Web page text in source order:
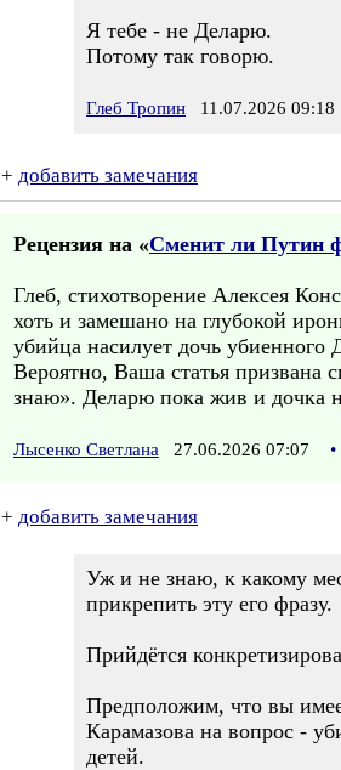
Я тебе - не Деларю.
Потому так говорю.
Глеб Тропин 11.07.2026 09:18
+ добавить замечания
Рецензия на «Сменит ли Путин
Глеб, стихотворение Алексея
хоть и замешано на глубокой
убийца насилует дочь
Вероятно, Ваша статья призвана
знаю». Деларю пока жив и дочка
Лысенко Светлана 27.06.2026 07:07 •
+ добавить замечания
Уж и не знаю, к какому
прикрепить эту его фразу.
Прийдётся
Предположим, что вы
Карамазова на вопрос -
детей.